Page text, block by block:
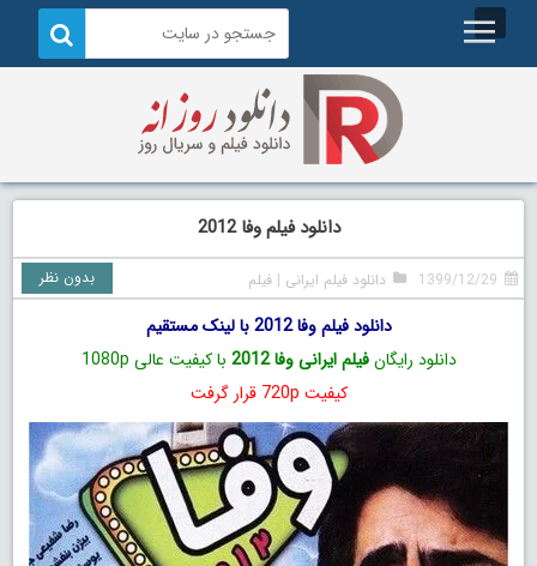
دانلود فیلم وفا 2012
1399/12/29 دانلود فیلم ایرانی |فیلم بدون نظر
دانلود فیلم وفا 2012 با لینک مستقیم
دانلود رایگانفیلم ایرانی وفا 2012
با کیفیت عالی 1080p
کیفیت 720p قرار گرفت